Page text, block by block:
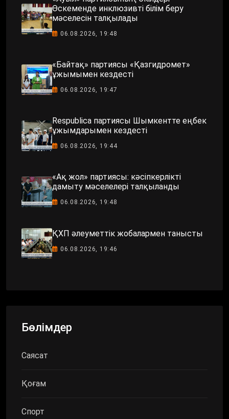
Өскеменде инклюзивті білім беру
мәселесін талқылады
06.08.2026, 19:48
«Байтақ» партиясы «Қазгидромет»
ұжымымен кездесті
06.08.2026, 19:47
Respublica партиясы Шымкентте еңбек
ұжымдарымен кездесті
06.08.2026, 19:44
«Ақ жол» партиясы: кәсіпкерлікті
дамыту мәселелері талқыланды
06.08.2026, 19:48
ҚХП әлеуметтік жобалармен танысты
06.08.2026, 19:46
Бөлімдер
Саясат
Қоғам
Спорт